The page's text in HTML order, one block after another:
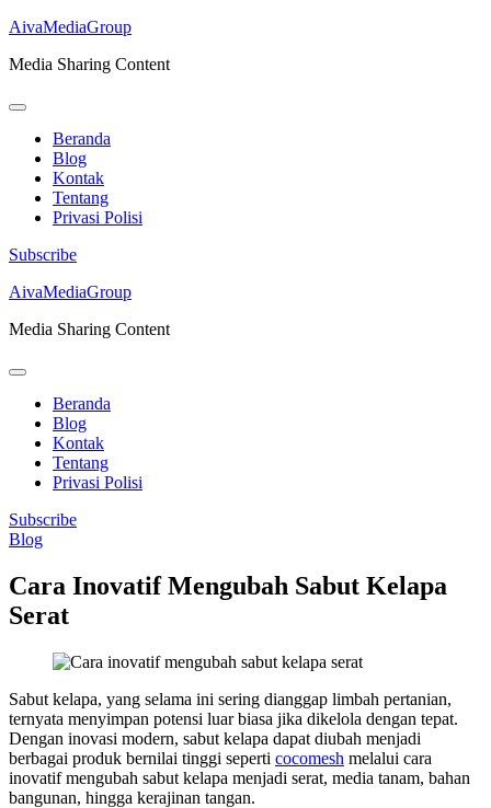
AivaMediaGroup
Media Sharing Content
Beranda
Blog
Kontak
Tentang
Privasi Polisi
Subscribe
Lompat
konten
Enter)
AivaMediaGroup
Media Sharing Content
Beranda
Blog
Kontak
Tentang
Privasi Polisi
Subscribe
Blog
Cara Inovatif Mengubah Sabut Kelapa
Serat
Sabut kelapa, yang selama ini sering dianggap limbah pertanian,
ternyata menyimpan potensi luar biasa jika dikelola dengan tepat.
Dengan inovasi modern, sabut kelapa dapat diubah menjadi
berbagai produk bernilai tinggi seperti cocomesh melalui cara
inovatif mengubah sabut kelapa menjadi serat, media tanam, bahan
bangunan, hingga kerajinan tangan.